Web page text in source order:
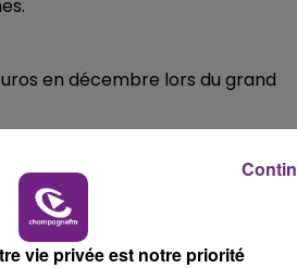
en décembre lors du grand
vie privée est notre priorité